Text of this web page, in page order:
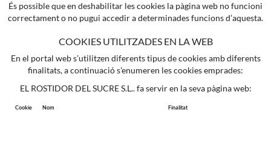
És possible que en deshabilitar les cookies la pàgina web no funcioni
correctament o no pugui accedir a determinades funcions d’aquesta.
COOKIES UTILITZADES EN LA WEB
En el portal web s’utilitzen diferents tipus de cookies amb diferents
finalitats, a continuació s’enumeren les cookies emprades:
EL ROSTIDOR DEL SUCRE S.L.. fa servir en la seva pàgina web:
Cookie Nom Finalitat